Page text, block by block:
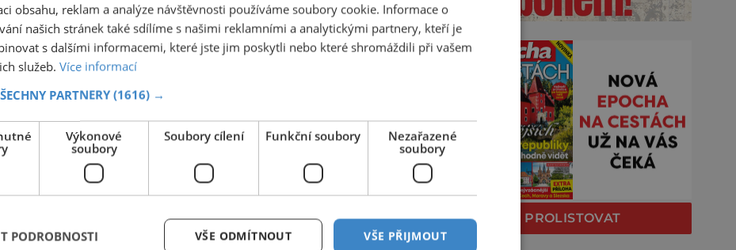
PROLISTOVAT
obsahu, reklam a analýze návštěvnosti používáme soubory cookie. Informace o
našich stránek také sdílíme s našimi reklamními a analytickými partnery, kteří je
s dalšími informacemi, které jste jim poskytli nebo které shromáždili při vašem
služeb. Více informací
PARTNERY (1616) →
Výkonové
soubory
Soubory cílení Funkční soubory
Nezařazené
soubory
VŠE PŘIJMOUT
VŠE ODMÍTNOUT
PODROBNOSTI